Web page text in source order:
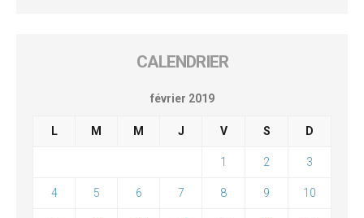
CALENDRIER
février 2019
L M M J V S D
1 2 3
4 5 6 7 8 9 10